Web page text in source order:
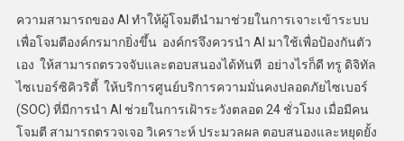
ความสามารถของ AI ทำให้ผู้โจมตีนำมาช่วยในการเจาะเข้าระบบ
เพื่อโจมตีองค์กรมากยิ่งขึ้น องค์กรจึงควรนำ AI มาใช้เพื่อป้องกันตัว
เอง ให้สามารถตรวจจับและตอบสนองได้ทันที อย่างไรก็ดี ทรู ดิจิทัล
ไซเบอร์ซิคิวริตี้ ให้บริการศูนย์บริการความมั่นคงปลอดภัยไซเบอร์
(SOC) ที่มีการนำ AI ช่วยในการเฝ้าระวังตลอด 24 ชั่วโมง เมื่อมีคน
โจมตี สามารถตรวจเจอ วิเคราะห์ ประมวลผล ตอบสนองและหยุดยั้ง